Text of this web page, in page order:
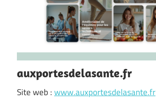
auxportesdelasante.fr
Site web :www.auxportesdelasante.fr